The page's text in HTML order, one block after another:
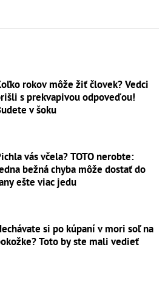
rokov môže žiť človek? Vedci
s prekvapivou odpoveďou!
v šoku
vás včela? TOTO nerobte:
bežná chyba môže dostať do
ešte viac jedu
si po kúpaní v mori soľ na
Toto by ste mali vedieť